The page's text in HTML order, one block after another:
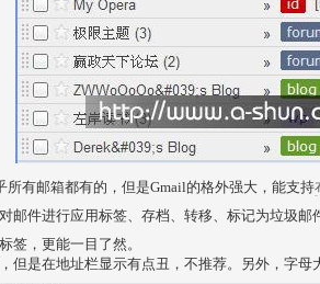
所有邮箱都有的，但是Gmail的格外强大，能支持
邮件进行应用标签、存档、转移、标记为垃圾邮
签，更能一目了然。
但是在地址栏显示有点丑，不推荐。另外，字母